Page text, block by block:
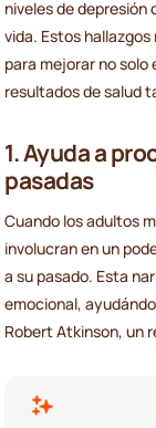
niveles de depresión
vida. Estos
para mejorar no
resultados de salud
1. Ayuda a
pasadas
Cuando los adultos
involucran en un
a su pasado. Esta
emocional,
Robert Atkinson, un